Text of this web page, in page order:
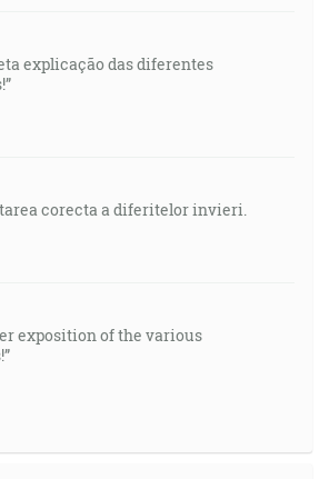
explicação das diferentes
corecta a diferitelor invieri.
exposition of the various